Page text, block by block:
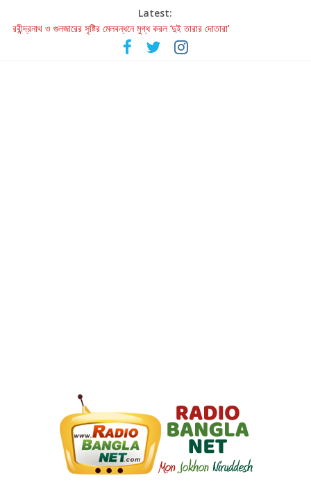
Latest:
রবীন্দ্রনাথ ও গুলজারের সৃষ্টির মেলবন্ধনে মুগ্ধ করল ‘দুই তারার দোতারা’
কলের গান থেকে রীলস্ — বাঙালির গান শোনার বিবর্তনের গল্প
জগন্নাথমঙ্গলম্ — বাংলায় প্রথমবার মঞ্চে এবার রথযাত্রার উদযাপন